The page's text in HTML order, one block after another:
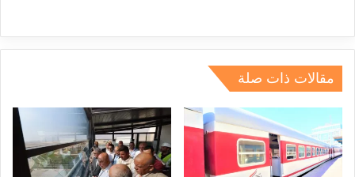
c
e
b
o
o
k
ai
l
at
s
A
p
p
e
a
s
e
gr
m
k
e
n
ar
e
مقالات ذات صلة